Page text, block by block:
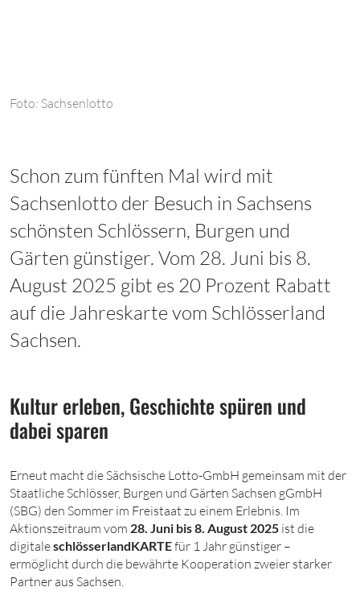
Foto: Sachsenlotto
Schon zum fünften Mal wird mit
Sachsenlotto der Besuch in Sachsens
schönsten Schlössern, Burgen und
Gärten günstiger. Vom 28. Juni bis 8.
August 2025 gibt es 20 Prozent Rabatt
auf die Jahreskarte vom Schlösserland
Sachsen.
Kultur erleben, Geschichte spüren und
dabei sparen
Erneut macht die Sächsische Lotto-GmbH gemeinsam mit der
Staatliche Schlösser, Burgen und Gärten Sachsen gGmbH
(SBG) den Sommer im Freistaat zu einem Erlebnis. Im
Aktionszeitraum vom 28. Juni bis 8. August 2025 ist die
digitaleschlösserlandKARTEfür 1 Jahr günstiger –
ermöglicht durch die bewährte Kooperation zweier starker
Partner aus Sachsen.